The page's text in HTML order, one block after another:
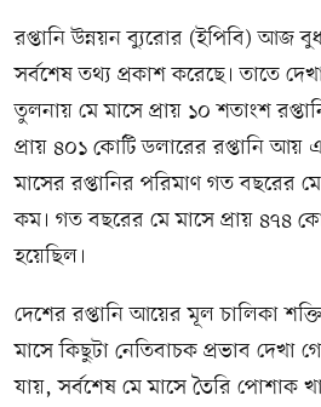
রপ্তানি উন্নয়ন ব্যুরোর (ইপিবি) আজ
সর্বশেষ তথ্য প্রকাশ করেছে। তাতে
তুলনায় মে মাসে প্রায় ১০ শতাংশ
প্রায় ৪০১ কোটি ডলারের রপ্তানি আয়
মাসের রপ্তানির পরিমাণ গত বছরের
কম। গত বছরের মে মাসে প্রায় ৪৭৪
হয়েছিল।
দেশের রপ্তানি আয়ের মূল চালিকা
মাসে কিছুটা নেতিবাচক প্রভাব দেখা
যায়, সর্বশেষ মে মাসে তৈরি